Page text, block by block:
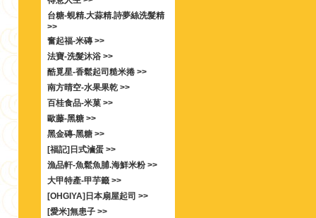
台糖-蜆精.大蒜精.詩夢絲洗髮精
>>
奮起福-米磚 >>
法寶-洗髮沐浴 >>
酷覓星-香鬆起司糙米捲 >>
南方晴空-水果果乾 >>
百桂食品-米菓 >>
歐藤-黑糖 >>
黑金磚-黑糖 >>
[福記]日式滷蛋 >>
漁品軒-魚鬆魚脯.海鮮米粉 >>
大甲特產-甲芋籤 >>
[OHGIYA]日本扇屋起司 >>
[愛米]無患子 >>